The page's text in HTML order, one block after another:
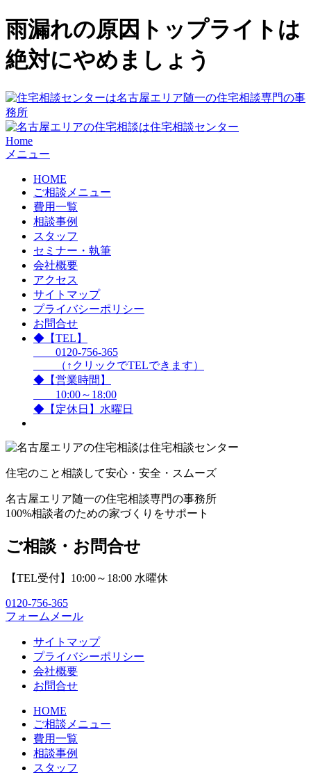
雨漏れの原因トップライトは
絶対にやめましょう
Home
メニュー
HOME
ご相談メニュー
費用一覧
相談事例
スタッフ
セミナー・執筆
会社概要
アクセス
サイトマップ
プライバシーポリシー
お問合せ
◆【TEL】
0120-756-365
（↑クリックでTELできます）
◆【営業時間】
10:00～18:00
◆【定休日】水曜日
住宅のこと相談して安心・安全・スムーズ
名古屋エリア随一の住宅相談専門の事務所
100%相談者のための家づくりをサポート
ご相談・お問合せ
【TEL受付】10:00～18:00 水曜休
0120-756-365
フォームメール
サイトマップ
プライバシーポリシー
会社概要
お問合せ
HOME
ご相談メニュー
費用一覧
相談事例
スタッフ